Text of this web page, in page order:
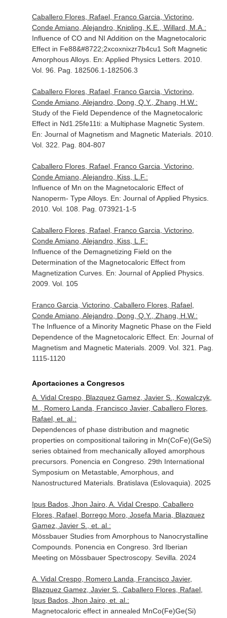
Caballero Flores, Rafael, Franco Garcia, Victorino,
Conde Amiano, Alejandro, Knipling, K.E., Willard, M.A.:
Influence of CO and NI Addition on the Magnetocaloric
Effect in Fe88&#8722;2xcoxnixzr7b4cu1 Soft Magnetic
Amorphous Alloys. En: Applied Physics Letters. 2010.
Vol. 96. Pag. 182506.1-182506.3
Caballero Flores, Rafael, Franco Garcia, Victorino,
Conde Amiano, Alejandro, Dong, Q.Y., Zhang, H.W.:
Study of the Field Dependence of the Magnetocaloric
Effect in Nd1.25fe11ti: a Multiphase Magnetic System.
En: Journal of Magnetism and Magnetic Materials. 2010.
Vol. 322. Pag. 804-807
Caballero Flores, Rafael, Franco Garcia, Victorino,
Conde Amiano, Alejandro, Kiss, L.F.:
Influence of Mn on the Magnetocaloric Effect of
Nanoperm- Type Alloys. En: Journal of Applied Physics.
2010. Vol. 108. Pag. 073921-1-5
Caballero Flores, Rafael, Franco Garcia, Victorino,
Conde Amiano, Alejandro, Kiss, L.F.:
Influence of the Demagnetizing Field on the
Determination of the Magnetocaloric Effect from
Magnetization Curves. En: Journal of Applied Physics.
2009. Vol. 105
Franco Garcia, Victorino, Caballero Flores, Rafael,
Conde Amiano, Alejandro, Dong, Q.Y., Zhang, H.W.:
The Influence of a Minority Magnetic Phase on the Field
Dependence of the Magnetocaloric Effect. En: Journal of
Magnetism and Magnetic Materials. 2009. Vol. 321. Pag.
1115-1120
Aportaciones a Congresos
A. Vidal Crespo, Blazquez Gamez, Javier S., Kowalczyk,
M., Romero Landa, Francisco Javier, Caballero Flores,
Rafael, et. al.:
Dependences of phase distribution and magnetic
properties on compositional tailoring in Mn(CoFe)(GeSi)
series obtained from mechanically alloyed amorphous
precursors. Ponencia en Congreso. 29th International
Symposium on Metastable, Amorphous, and
Nanostructured Materials. Bratislava (Eslovaquia). 2025
Ipus Bados, Jhon Jairo, A. Vidal Crespo, Caballero
Flores, Rafael, Borrego Moro, Josefa Maria, Blazquez
Gamez, Javier S., et. al.:
Mössbauer Studies from Amorphous to Nanocrystalline
Compounds. Ponencia en Congreso. 3rd Iberian
Meeting on Mössbauer Spectroscopy. Sevilla. 2024
A. Vidal Crespo, Romero Landa, Francisco Javier,
Blazquez Gamez, Javier S., Caballero Flores, Rafael,
Ipus Bados, Jhon Jairo, et. al.:
Magnetocaloric effect in annealed MnCo(Fe)Ge(Si)